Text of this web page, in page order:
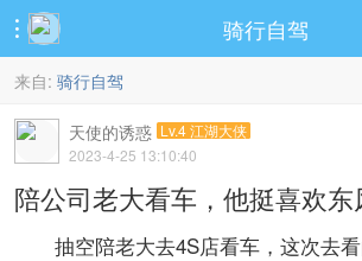
 骑行自驾
来自: 骑行自驾
天使的诱惑 Lv.4 江湖大侠
2023-4-25 13:10:40
陪公司老大看车，他挺喜欢
抽空陪老大去4S店看车，这次去看